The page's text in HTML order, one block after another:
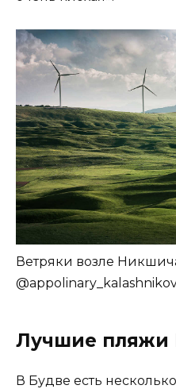
Ветряки возле
Лучшие пляжи
В Будве есть